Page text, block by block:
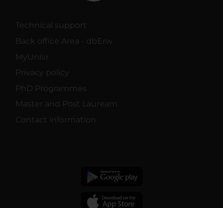
Technical support
Back office Area - dbErw
MyUnivr
Privacy policy
PhD Programmes
Master and Post Lauream
Contact information